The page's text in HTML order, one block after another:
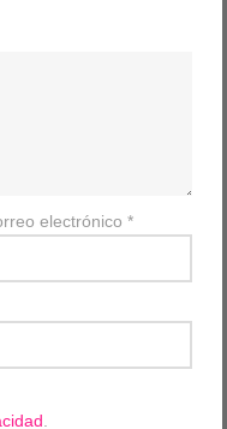
electrónico *